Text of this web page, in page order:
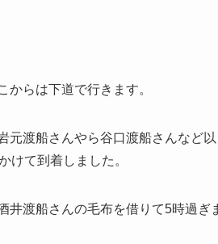
らは下道で行きます。
元渡船さんやら谷口渡船さんなど以
けて到着しました。
井渡船さんの毛布を借りて5時過ぎ